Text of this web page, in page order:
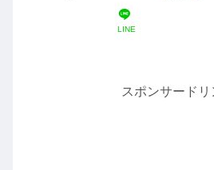
LINE
スポンサードリ